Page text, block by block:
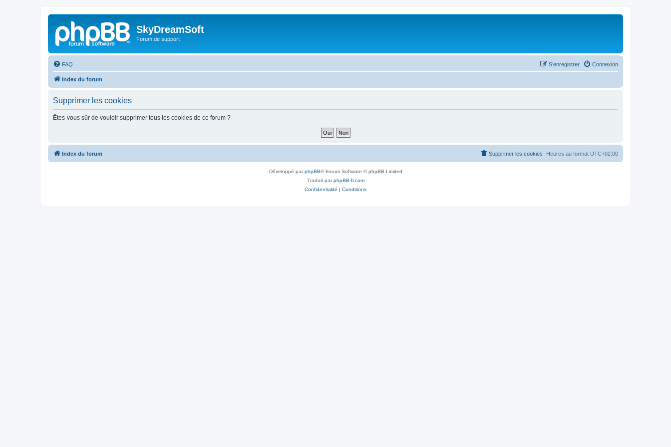
SkyDreamSoft
Forum de support
FAQ Connexion
S’enregistrer
Index du forum
Supprimer les cookies
Êtes-vous sûr de vouloir supprimer tous les cookies de ce forum ?
Index du forum Heures au format UTC+02:00
Supprimer les cookies
Développé parphpBB® Forum Software © phpBB Limited
Traduit parphpBB-fr.com
Confidentialité | Conditions